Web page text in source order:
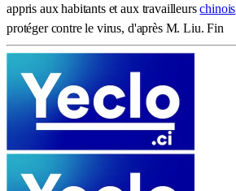
appris aux habitants et aux travailleurschinois
protéger contre le virus, d'après M. Liu. Fin